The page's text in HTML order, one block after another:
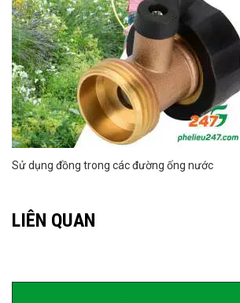
Sử dụng đồng trong các đường ống nước
LIÊN QUAN